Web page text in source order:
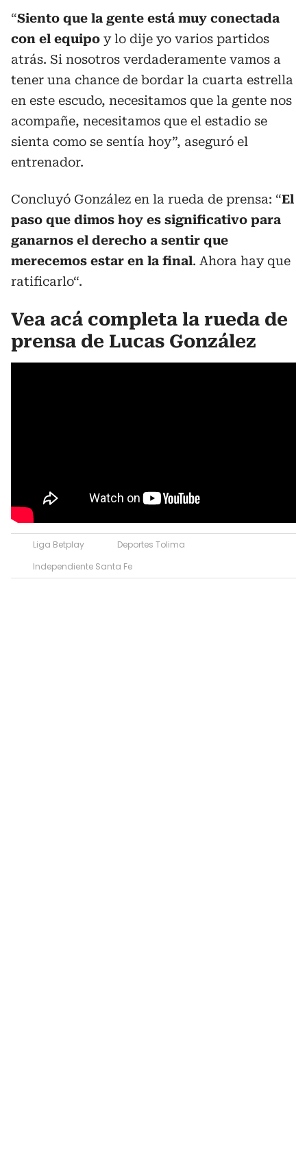
“Siento que la gente está muy conectada
con el equipo y lo dije yo varios partidos
atrás. Si nosotros verdaderamente vamos a
tener una chance de bordar la cuarta estrella
en este escudo, necesitamos que la gente nos
acompañe, necesitamos que el estadio se
sienta como se sentía hoy”, aseguró el
entrenador.
Concluyó González en la rueda de prensa: “El
paso que dimos hoy es significativo para
ganarnos el derecho a sentir que
merecemos estar en la final. Ahora hay que
ratificarlo“.
Vea acá completa la rueda de
prensa de Lucas González
Liga Betplay
Deportes Tolima
Independiente Santa Fe